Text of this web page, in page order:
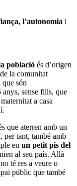
l’autonomia i
població és d’origen
la comunitat
són
sense fills, que
a casa
que aterren amb un
per tant, també amb
en un petit pis del
al seu país. Allà
té res a veure o
públic que també